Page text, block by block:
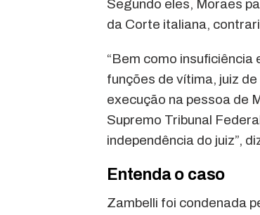
Segundo eles, Moraes
da Corte italiana,
“Bem como
funções de vítima, juiz
execução na pessoa de
Supremo Tribunal
independência do juiz”,
Entenda o caso
Zambelli foi condenada